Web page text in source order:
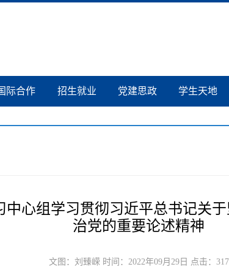
际合作 招生就业 党建思政 学生天地
中心组学习贯彻习近平总书记关
治党的重要论述精神
文图：刘臻嵘 时间：2022年09月29日 点击： 317